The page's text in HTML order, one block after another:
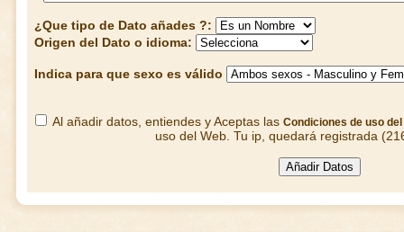
¿Que tipo de Dato añades ?:
Origen del Dato o idioma:
Indica para que sexo es válido
Al añadir datos, entiendes y Aceptas las Condiciones de uso del
uso del Web. Tu ip, quedará registrada